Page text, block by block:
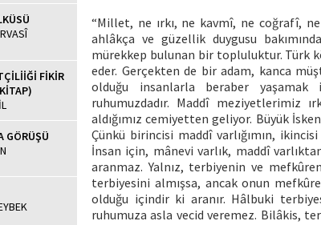
FİKİR
GÖRÜŞÜ
“Millet, ne ırkı, ne kavmî, ne coğrafî,
ahlâkça ve güzellik duygusu
mürekkep bulunan bir topluluktur. Türk
eder. Gerçekten de bir adam, kanca
olduğu insanlarla beraber yaşamak
ruhumuzdadır. Maddî meziyetlerimiz
aldığımız cemiyetten geliyor. Büyük
Çünkü birincisi maddî varlığımın,
İnsan için, mânevi varlık, maddî
aranmaz. Yalnız, terbiyenin ve
terbiyesini almışsa, ancak onun
olduğu içindir ki aranır. Hâlbuki
ruhumuza asla vecid veremez. Bilâkis,